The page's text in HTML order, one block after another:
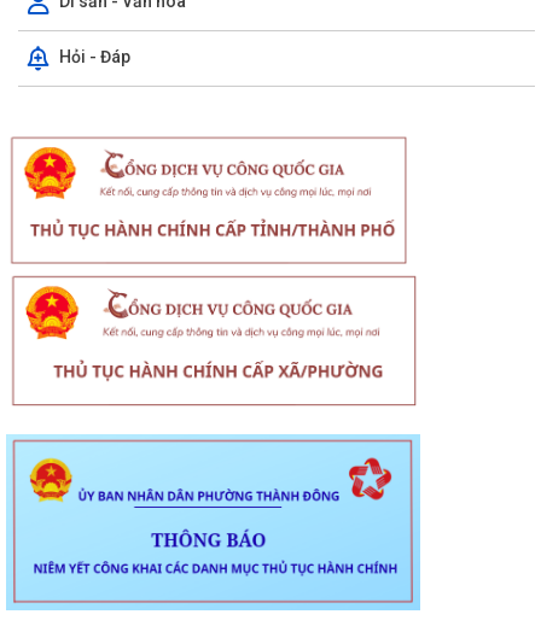
Hỏi - Đáp